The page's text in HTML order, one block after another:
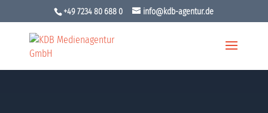
+49 7234 80 688 0 info@kdb-agentur.de